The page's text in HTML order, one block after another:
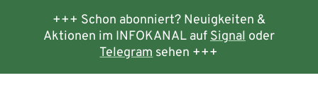
+++ Schon abonniert? Neuigkeiten &
Aktionen im INFOKANAL aufSignaloder
Telegramsehen +++